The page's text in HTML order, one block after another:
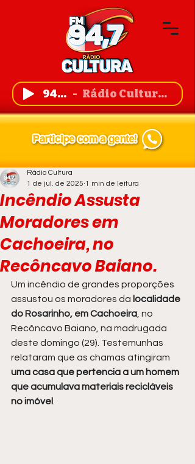
94,7 FM Rádio Cultura de Guanambi
Incêndio Assusta
Moradores em
Cachoeira, no
Recôncavo Baiano.
Rádio Cultura
1 de jul. de 2025 1 min de leitura
Um incêndio de grandes proporções
assustou os moradores da localidade
do Rosarinho, em Cachoeira , no
Recôncavo Baiano, na madrugada
deste domingo (29). Testemunhas
relataram que as chamas atingiram
uma casa que pertencia a um homem
que acumulava materiais recicláveis
no imóvel